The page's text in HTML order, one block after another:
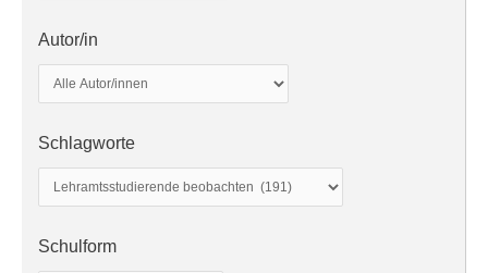
Autor/in
Schlagworte
Schulform